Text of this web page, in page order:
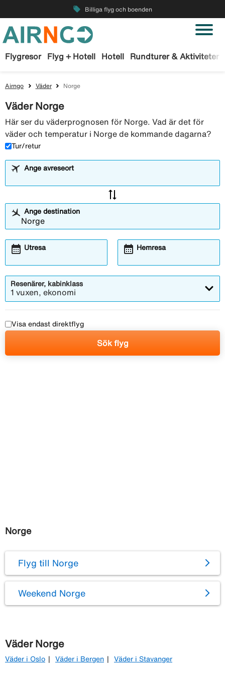
local_offer Billiga flyg och boenden
Flygresor Flyg + Hotell Hotell Rundturer & Aktiviteter
Airngo Väder Norge
Väder Norge
Här ser du väderprognosen för Norge. Vad är det för
väder och temperatur i Norge de kommande dagarna?
Tur/retur
Ange avreseort
sync_alt
Ange destination
Utresa
calendar_month Hemresa
calendar_month
Resenärer, kabinklass
1 vuxen, ekonomi
Visa endast direktflyg
Sök flyg
Norge
Flyg till Norge
Weekend Norge
Väder Norge
Väder i Oslo Väder i Bergen Väder i Stavanger